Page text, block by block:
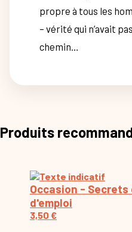
propre à tous les
– vérité qui n’avait
chemin…
Produits
Occasion -
d'emploi
3,50 €